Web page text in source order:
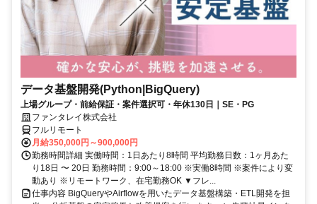
データ基盤開発(Python|BigQuery)
上場グループ・前給保証・案件選択可・年休130日｜SE・PG
ファンタレイ株式会社
フルリモート
月給350,000円～900,000円
勤務時間詳細 実働時間：1日あたり8時間 平均勤務日数：1ヶ月あた
り18日 〜 20日 勤務時間：9:00～18:00 ※実働8時間 ※案件により変
動あり ※リモートワーク、在宅勤務OK ▼フレ...
仕事内容 BigQueryやAirflowを用いたデータ基盤構築・ETL開発を担